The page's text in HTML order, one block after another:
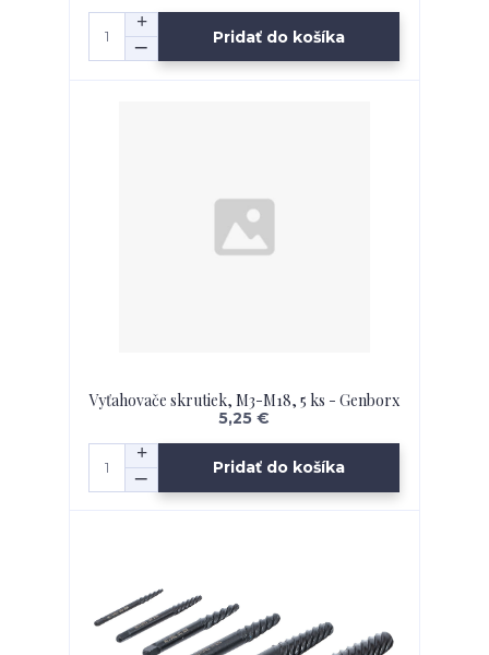
Pridať do košíka
Vyťahovače skrutiek, M3-M18, 5 ks - Genborx
5,25 €
Pridať do košíka